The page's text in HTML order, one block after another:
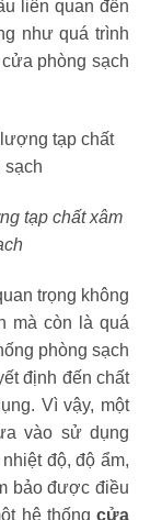
liên quan đến
như quá trình
phòng sạch
tạp chất xâm
trọng không
mà còn là quá
phòng sạch
định đến chất
Vì vậy, một
vào sử dụng
độ, độ ẩm,
bảo được điều
hệ thống cửa